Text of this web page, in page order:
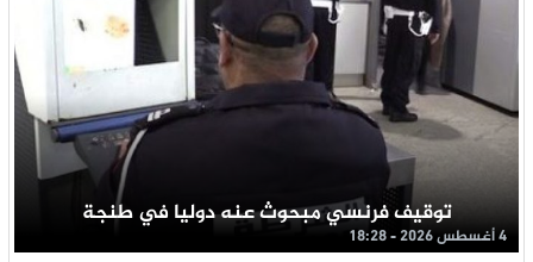
توقيف فرنسي مبحوث عنه دوليا في طنجة
4 أغسطس 2026 - 18:28